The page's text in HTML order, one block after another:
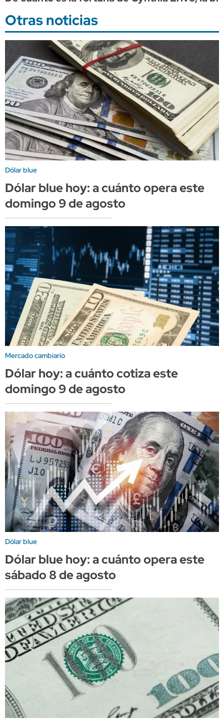
Otras noticias
Dólar blue
Dólar blue hoy: a cuánto opera este
domingo 9 de agosto
Mercado cambiario
Dólar hoy: a cuánto cotiza este
domingo 9 de agosto
Dólar blue
Dólar blue hoy: a cuánto opera este
sábado 8 de agosto